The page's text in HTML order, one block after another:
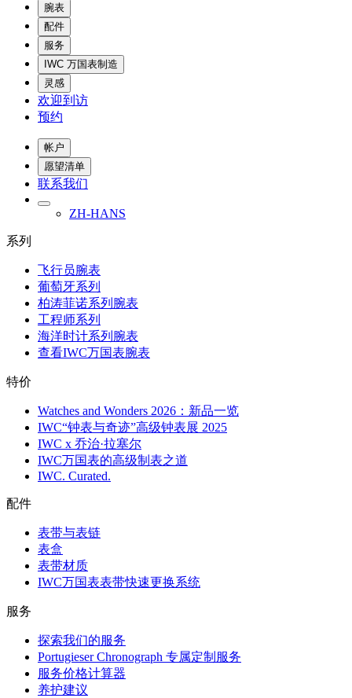
腕表
配件
服务
IWC 万国表制造
灵感
欢迎到访
预约
帐户
愿望清单
联系我们
ZH-HANS
系列
飞行员腕表
葡萄牙系列
柏涛菲诺系列腕表
工程师系列
海洋时计系列腕表
查看IWC万国表腕表
特价
Watches and Wonders 2026：新品一览
IWC“钟表与奇迹”高级钟表展 2025
IWC x 乔治·拉塞尔
IWC万国表的高级制表之道
IWC. Curated.
配件
表带与表链
表盒
表带材质
IWC万国表表带快速更换系统
服务
探索我们的服务
Portugieser Chronograph 专属定制服务
服务价格计算器
养护建议